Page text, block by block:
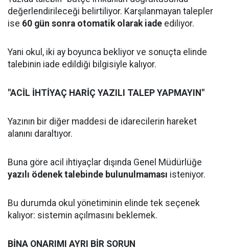
değerlendirileceği belirtiliyor. Karşılanmayan talepler
ise 60 gün sonra otomatik olarak iade ediliyor.
Yani okul, iki ay boyunca bekliyor ve sonuçta elinde
talebinin iade edildiği bilgisiyle kalıyor.
"ACİL İHTİYAÇ HARİÇ YAZILI TALEP YAPMAYIN"
Yazının bir diğer maddesi de idarecilerin hareket
alanını daraltıyor.
Buna göre acil ihtiyaçlar dışında Genel Müdürlüğe
yazılı ödenek talebinde bulunulmaması isteniyor.
Bu durumda okul yönetiminin elinde tek seçenek
kalıyor: sistemin açılmasını beklemek.
BİNA ONARIMI AYRI BİR SORUN